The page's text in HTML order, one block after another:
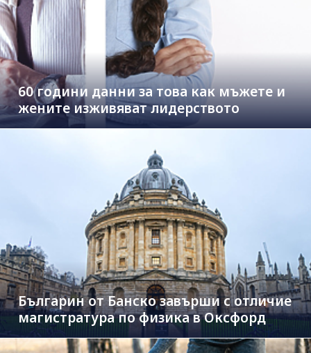
60 години данни за това как мъжете и
жените изживяват лидерството
Българин от Банско завърши с отличие
магистратура по физика в Оксфорд